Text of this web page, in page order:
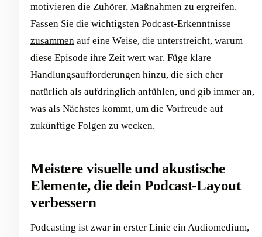
motivieren die Zuhörer, Maßnahmen zu ergreifen.
Fassen Sie die wichtigsten Podcast-Erkenntnisse
zusammen auf eine Weise, die unterstreicht, warum
diese Episode ihre Zeit wert war. Füge klare
Handlungsaufforderungen hinzu, die sich eher
natürlich als aufdringlich anfühlen, und gib immer an,
was als Nächstes kommt, um die Vorfreude auf
zukünftige Folgen zu wecken.
Meistere visuelle und akustische
Elemente, die dein Podcast-Layout
verbessern
Podcasting ist zwar in erster Linie ein Audiomedium,